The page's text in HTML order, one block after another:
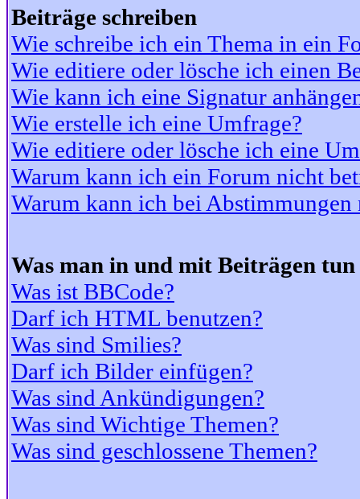
Beiträge schreiben
Wie schreibe ich ein Thema in ein
Wie editiere oder lösche ich einen
Wie kann ich eine Signatur
Wie erstelle ich eine Umfrage?
Wie editiere oder lösche ich eine
Warum kann ich ein Forum nicht
Warum kann ich bei
Was man in und mit Beiträgen
Was ist BBCode?
Darf ich HTML benutzen?
Was sind Smilies?
Darf ich Bilder einfügen?
Was sind Ankündigungen?
Was sind Wichtige Themen?
Was sind geschlossene Themen?